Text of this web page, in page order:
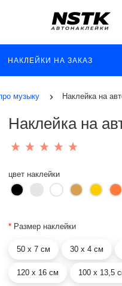
НАКЛЕЙКИ НА ЗАКАЗ
музыку Наклейка на
Наклейка на
цвет наклейки
* Размер наклейки
50 х 7 см 30 х 4 см
120 х 16 см 100 х 13,5